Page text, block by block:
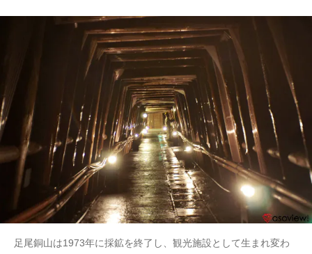
足尾銅山は1973年に採鉱を終了し、観光施設として生まれ変わ